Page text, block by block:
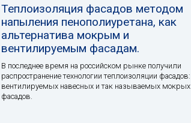
Теплоизоляция фасадов методом
напыления пенополиуретана, как
альтернатива мокрым и
вентилируемым фасадам.
В последнее время на российском рынке получили
распространение технологии теплоизоляции фасадов:
вентилируемых навесных и так называемых мокрых
фасадов.